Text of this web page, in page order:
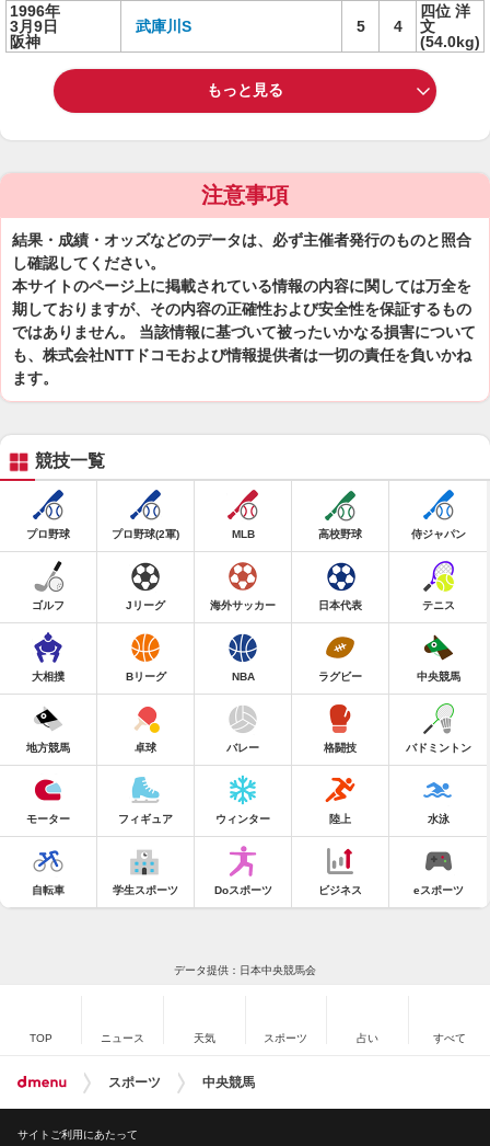
1996年
3月9日
阪神
武庫川S 5 4
四位 洋
文
(54.0kg)
もっと見る
注意事項
結果・成績・オッズなどのデータは、必ず主催者発行のものと照合
し確認してください。
本サイトのページ上に掲載されている情報の内容に関しては万全を
期しておりますが、その内容の正確性および安全性を保証するもの
ではありません。 当該情報に基づいて被ったいかなる損害について
も、株式会社NTTドコモおよび情報提供者は一切の責任を負いかね
ます。
競技一覧
プロ野球 プロ野球(2軍) MLB 高校野球 侍ジャパン
ゴルフ Jリーグ 海外サッカー 日本代表 テニス
大相撲 Bリーグ NBA ラグビー 中央競馬
地方競馬 卓球 バレー 格闘技 バドミントン
モーター フィギュア ウィンター 陸上 水泳
自転車 学生スポーツ Doスポーツ ビジネス eスポーツ
データ提供：日本中央競馬会
TOP ニュース 天気 スポーツ 占い すべて
スポーツ 中央競馬
サイトご利用にあたって